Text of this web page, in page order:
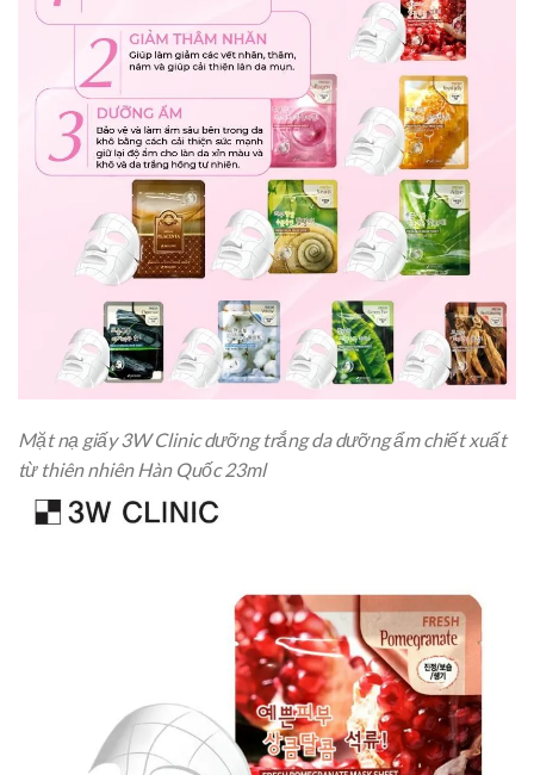
Mặt nạ giấy 3W Clinic dưỡng trắng da dưỡng ẩm chiết xuất
từ thiên nhiên Hàn Quốc 23ml